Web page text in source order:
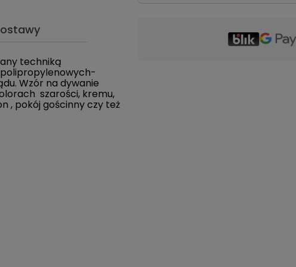
techniką
Wzór na dywanie
szarości, kremu,
, pokój gościnny czy też